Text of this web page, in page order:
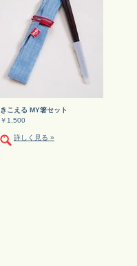
きこえる MY箸セット
￥1,500
詳しく見る »